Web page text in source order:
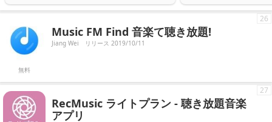
無料
Music FM Find 音楽て聴き放題!
Jiang Wei リリース 2019/10/11
26
RecMusic ライトプラン - 聴き放題音楽
アプリ
27